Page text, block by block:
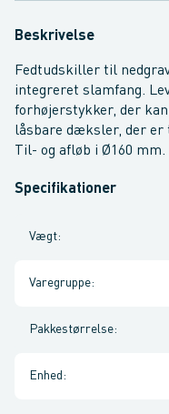
Beskrivelse
Fedtudskiller til
integreret slamfang.
forhøjerstykker, der
låsbare dæksler, der er
Til- og afløb i Ø160 mm.
Specifikationer
Vægt:
Varegruppe:
Pakkestørrelse:
Enhed :